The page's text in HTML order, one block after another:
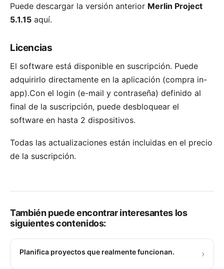
Puede descargar la versión anterior Merlin Project
5.1.15 aquí.
Licencias
El software está disponible en suscripción. Puede
adquirirlo directamente en la aplicación (compra in-
app).Con el login (e-mail y contraseña) definido al
final de la suscripción, puede desbloquear el
software en hasta 2 dispositivos.
Todas las actualizaciones están incluidas en el precio
de la suscripción.
También puede encontrar interesantes los
siguientes contenidos:
Planifica proyectos que realmente funcionan. ›